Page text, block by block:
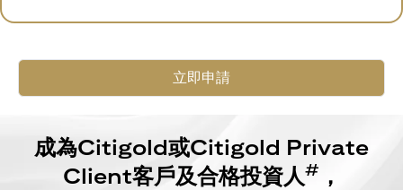
立即申請
成為Citigold或Citigold Private
Client客戶及合格投資人# ，